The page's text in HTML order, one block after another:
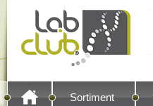
Sortiment